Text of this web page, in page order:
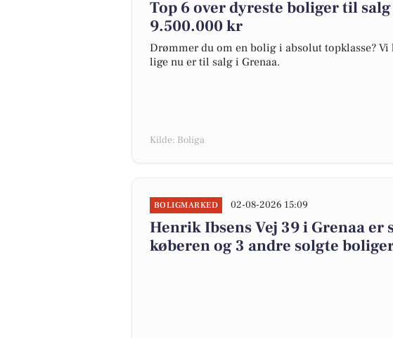
Top 6 over dyreste boliger til
9.500.000 kr
Drømmer du om en bolig i absolut topklasse?
lige nu er til salg i Grenaa.
Kilde: Boliga
BOLIGMARKED 02-08-2026 15:09
Henrik Ibsens Vej 39 i Grenaa er
køberen og 3 andre solgte